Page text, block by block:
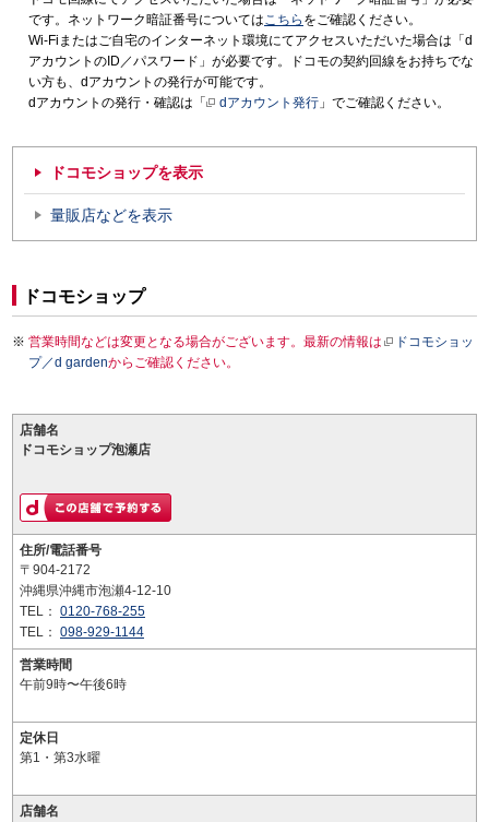
です。ネットワーク暗証番号についてはこちら をご確認ください。
Wi-Fiまたはご自宅のインターネット環境にてアクセスいただいた場合は「d
アカウントのID／パスワード」が必要です。ドコモの契約回線をお持ちでな
い方も、dアカウントの発行が可能です。
dアカウントの発行・確認は「
dアカウント発行 」でご確認ください。
ドコモショップを表示
量販店などを表示
ドコモショップ
営業時間などは変更となる場合がございます。最新の情報は
ドコモショッ
プ／d gardenからご確認ください。
店舗名
ドコモショップ泡瀬店
住所/電話番号
〒904-2172
沖縄県沖縄市泡瀬4-12-10
TEL： 0120-768-255
TEL： 098-929-1144
営業時間
午前9時〜午後6時
定休日
第1・第3水曜
店舗名